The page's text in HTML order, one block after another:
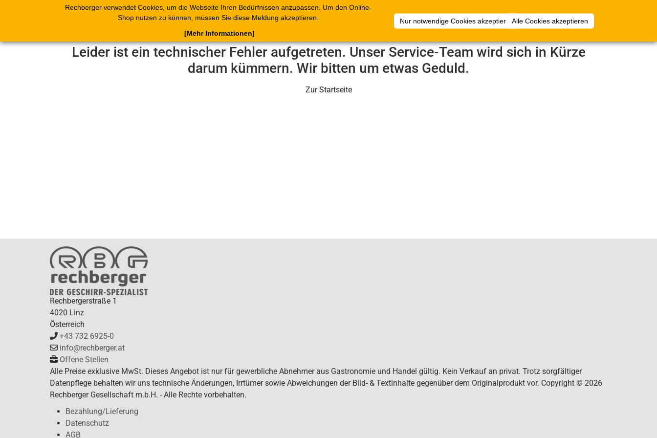
Rechberger verwendet Cookies, um die Webseite Ihren Bedürfnissen anzupassen. Um den Online-
Shop nutzen zu können, müssen Sie diese Meldung akzeptieren.
Nur notwendige Cookies akzeptierenAlle Cookies akzeptieren
[Mehr Informationen]
Shop Blätterkataloge Warenkorb Belege Artikelsammlungen Anmelden
Leider ist ein technischer Fehler aufgetreten. Unser Service-Team wird sich in Kürze
darum kümmern. Wir bitten um etwas Geduld.
Zur Startseite
Rechbergerstraße 1
4020 Linz
Österreich
+43 732 6925-0
info@rechberger.at
Offene Stellen
Alle Preise exklusive MwSt. Dieses Angebot ist nur für gewerbliche Abnehmer aus Gastronomie und Handel gültig. Kein Verkauf an privat. Trotz sorgfältiger
Datenpflege behalten wir uns technische Änderungen, Irrtümer sowie Abweichungen der Bild- & Textinhalte gegenüber dem Originalprodukt vor. Copyright © 2026
Rechberger Gesellschaft m.b.H. - Alle Rechte vorbehalten.
Bezahlung/Lieferung
Datenschutz
AGB